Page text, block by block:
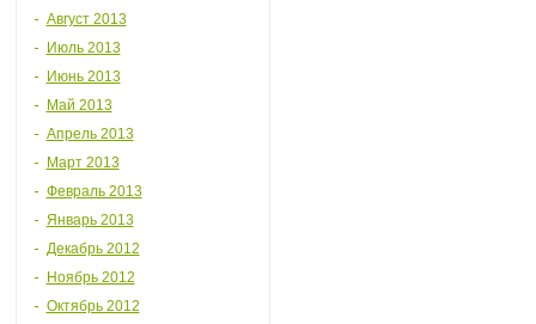
Август 2013
Июль 2013
Июнь 2013
Май 2013
Апрель 2013
Март 2013
Февраль 2013
Январь 2013
Декабрь 2012
Ноябрь 2012
Октябрь 2012